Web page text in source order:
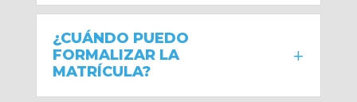
¿CUÁNDO PUEDO
FORMALIZAR LA
MATRÍCULA?